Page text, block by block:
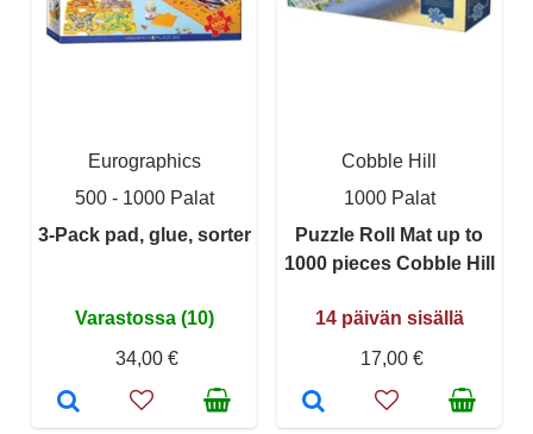
Eurographics
500 - 1000 Palat
3-Pack pad, glue, sorter
Varastossa (10)
34,00 €
Cobble Hill
1000 Palat
Puzzle Roll Mat up to
1000 pieces Cobble Hill
14 päivän sisällä
17,00 €